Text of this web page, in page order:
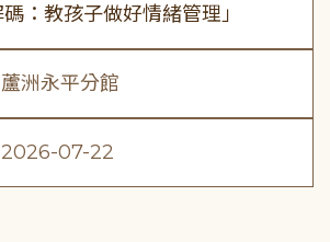
：教孩子做好情緒管理」
蘆洲永平分館
2026-07-22